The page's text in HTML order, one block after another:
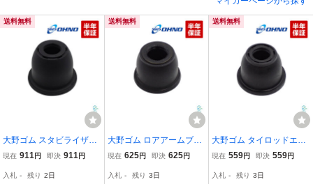
送料無料
大野ゴム スタビライザー
リンクブーツ ミラジーノ
ティ コペン ストーリア
現在 911円 即決 911円
入札 - 残り 2日
送料無料
大野ゴム ロアアームブー
ツ ダイハツ ムーブ ムー
L150S L160S L185S L17
現在 625円 即決 625円
入札 - 残り 3日
送料無料
大野ゴム タイロッドエン
ドカバー シルビア ブッシ
スペンション CS14 S14
現在 559円 即決 559円
入札 - 残り 3日